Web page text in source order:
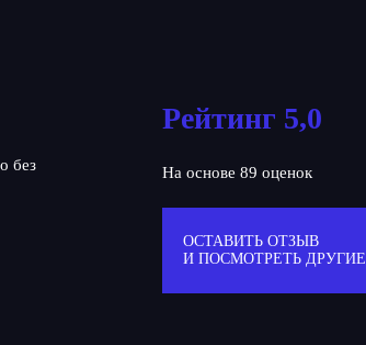
без
Рейтинг 5,0
На основе 89 оценок
ОСТАВИТЬ ОТЗЫВ
И ПОСМОТРЕТЬ ДРУГИЕ